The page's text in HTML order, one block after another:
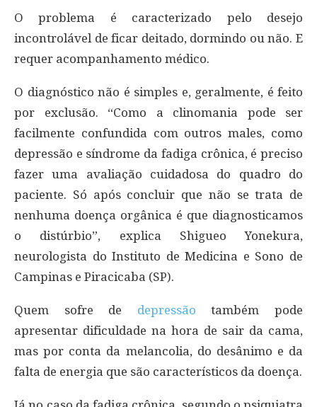
O problema é caracterizado pelo desejo
incontrolável de ficar deitado, dormindo ou não. E
requer acompanhamento médico.
O diagnóstico não é simples e, geralmente, é feito
por exclusão. “Como a clinomania pode ser
facilmente confundida com outros males, como
depressão e síndrome da fadiga crônica, é preciso
fazer uma avaliação cuidadosa do quadro do
paciente. Só após concluir que não se trata de
nenhuma doença orgânica é que diagnosticamos
o distúrbio”, explica Shigueo Yonekura,
neurologista do Instituto de Medicina e Sono de
Campinas e Piracicaba (SP).
Quem sofre de depressão também pode
apresentar dificuldade na hora de sair da cama,
mas por conta da melancolia, do desânimo e da
falta de energia que são característicos da doença.